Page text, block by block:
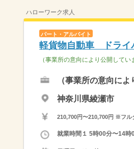
ハローワーク求人
パート・アルバイト
軽貨物自動車 ドライ
（事業所の意向により公開してい
（事業所の意向によ
神奈川県綾瀬市
210,700円〜210,700円 ※フル
就業時間１ 5時00分〜14時